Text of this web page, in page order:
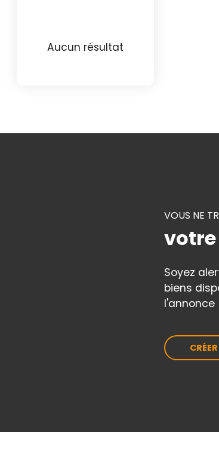
Aucun résultat
VOUS NE
votre
Soyez
biens
l'annonce